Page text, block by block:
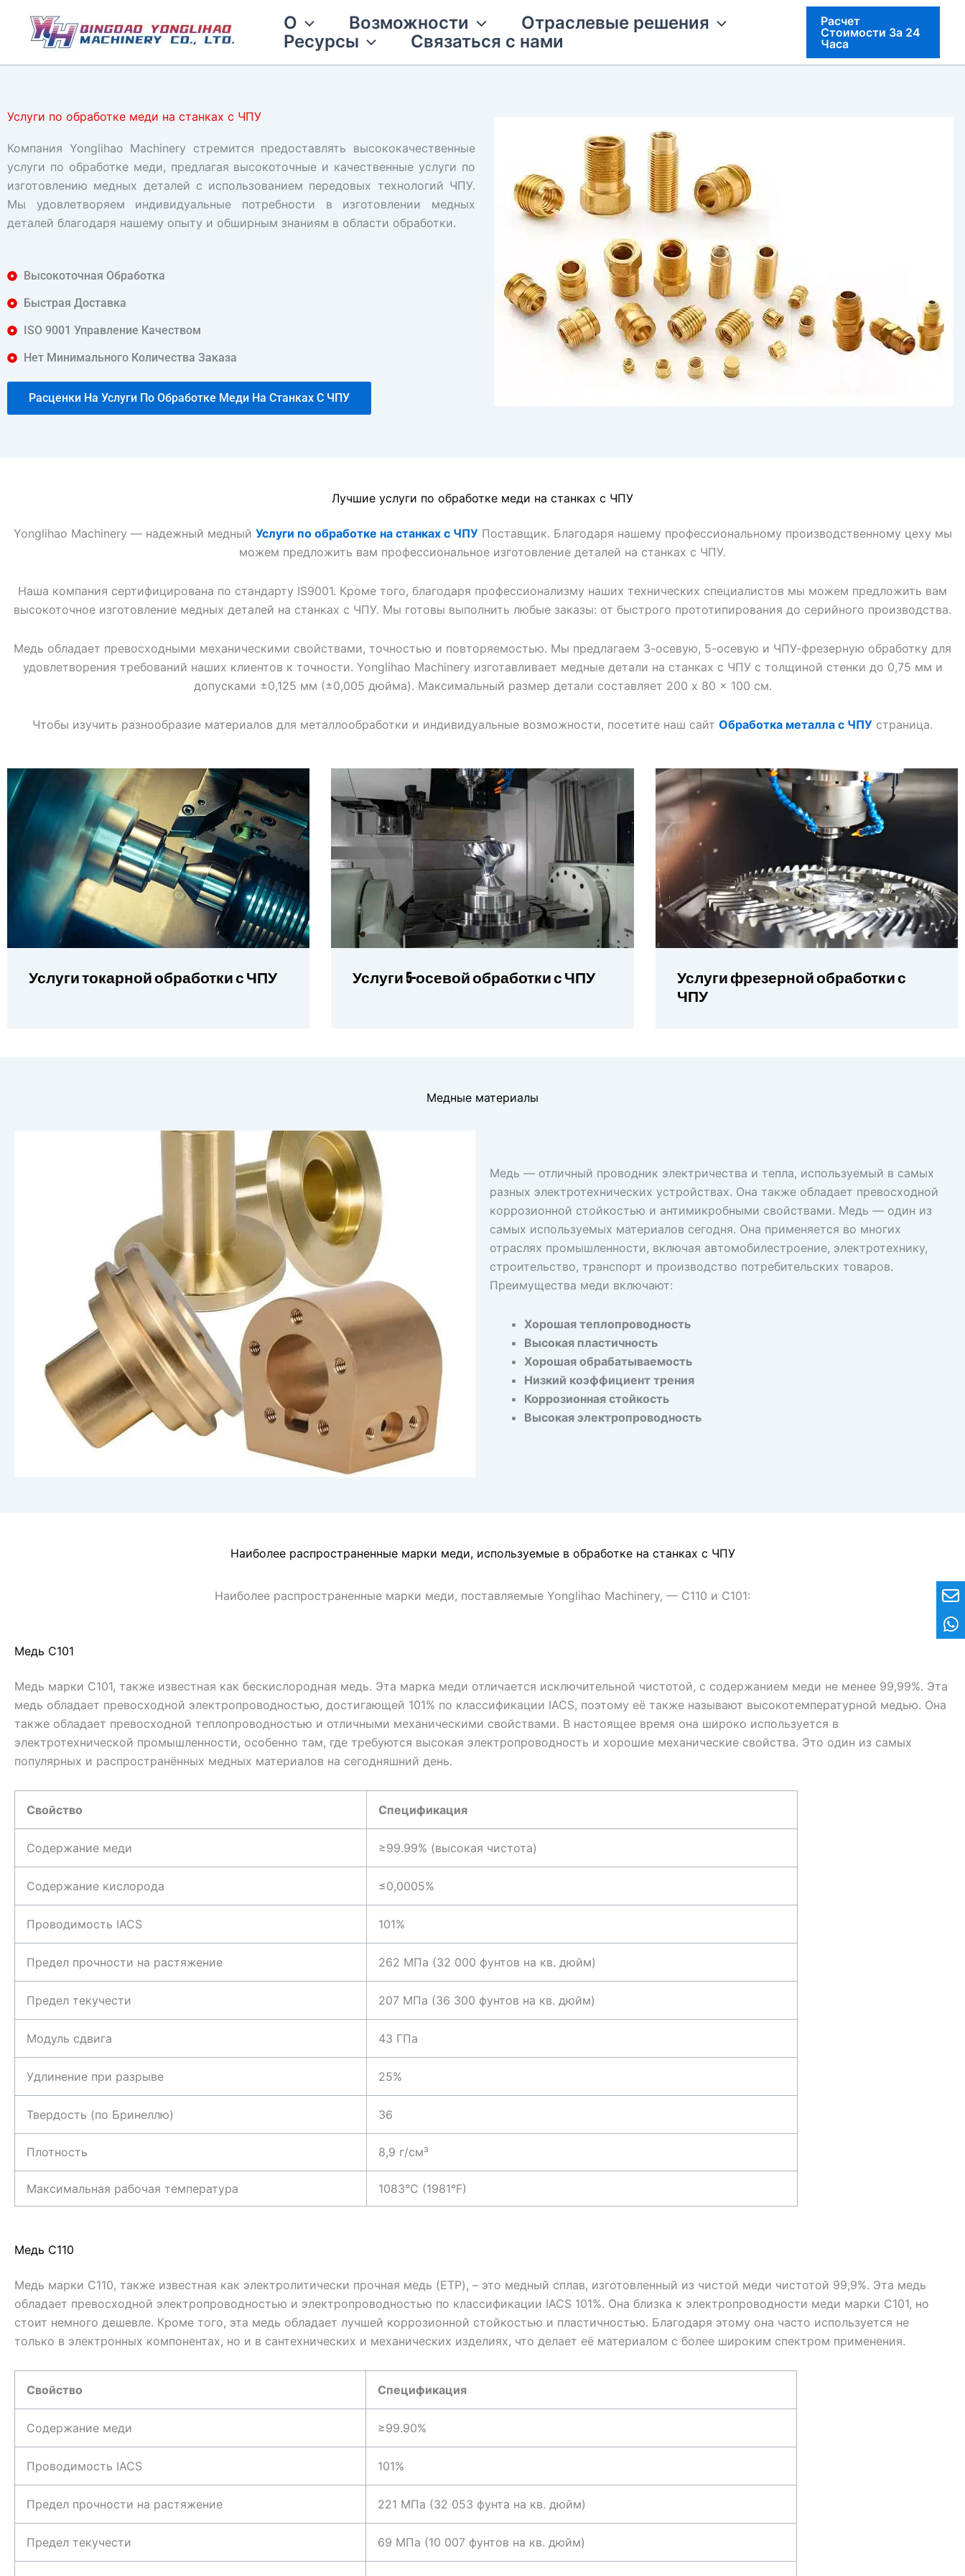
содержимому
О Возможности
Отраслевые решения
Ресурсы
Связаться с нами
Расчет
Стоимости За 24
Часа
Услуги по обработке меди на станках с ЧПУ
Компания Yonglihao Machinery стремится предоставлять высококачественные
услуги по обработке меди, предлагая высокоточные и качественные услуги по
изготовлению медных деталей с использованием передовых технологий ЧПУ.
Мы удовлетворяем индивидуальные потребности в изготовлении медных
деталей благодаря нашему опыту и обширным знаниям в области обработки.
Высокоточная Обработка
Быстрая Доставка
ISO 9001 Управление Качеством
Нет Минимального Количества Заказа
Расценки На Услуги По Обработке Меди На Станках С ЧПУ
Лучшие услуги по обработке меди на станках с ЧПУ
Yonglihao Machinery — надежный медный Услуги по обработке на станках с ЧПУПоставщик. Благодаря нашему профессиональному производственному цеху мы
можем предложить вам профессиональное изготовление деталей на станках с ЧПУ.
Наша компания сертифицирована по стандарту IS9001. Кроме того, благодаря профессионализму наших технических специалистов мы можем предложить вам
высокоточное изготовление медных деталей на станках с ЧПУ. Мы готовы выполнить любые заказы: от быстрого прототипирования до серийного производства.
Медь обладает превосходными механическими свойствами, точностью и повторяемостью. Мы предлагаем 3-осевую, 5-осевую и ЧПУ-фрезерную обработку для
удовлетворения требований наших клиентов к точности. Yonglihao Machinery изготавливает медные детали на станках с ЧПУ с толщиной стенки до 0,75 мм и
допусками ±0,125 мм (±0,005 дюйма). Максимальный размер детали составляет 200 x 80 x 100 см.
Чтобы изучить разнообразие материалов для металлообработки и индивидуальные возможности, посетите наш сайт Обработка металла с ЧПУ страница.
Услуги токарной обработки с ЧПУ Услуги 5-осевой обработки с ЧПУ
Услуги фрезерной обработки с
ЧПУ
Медные материалы
Медь — отличный проводник электричества и тепла, используемый в самых
разных электротехнических устройствах. Она также обладает превосходной
коррозионной стойкостью и антимикробными свойствами. Медь — один из
самых используемых материалов сегодня. Она применяется во многих
отраслях промышленности, включая автомобилестроение, электротехнику,
строительство, транспорт и производство потребительских товаров.
Преимущества меди включают:
Хорошая теплопроводность
Высокая пластичность
Хорошая обрабатываемость
Низкий коэффициент трения
Коррозионная стойкость
Высокая электропроводность
Наиболее распространенные марки меди, используемые в обработке на станках с ЧПУ
Наиболее распространенные марки меди, поставляемые Yonglihao Machinery, — C110 и C101:
Медь С101
Медь марки C101, также известная как бескислородная медь. Эта марка меди отличается исключительной чистотой, с содержанием меди не менее 99,99%. Эта
медь обладает превосходной электропроводностью, достигающей 101% по классификации IACS, поэтому её также называют высокотемпературной медью. Она
также обладает превосходной теплопроводностью и отличными механическими свойствами. В настоящее время она широко используется в
электротехнической промышленности, особенно там, где требуются высокая электропроводность и хорошие механические свойства. Это один из самых
популярных и распространённых медных материалов на сегодняшний день.
Свойство Спецификация
Содержание меди ≥99.99% (высокая чистота)
Содержание кислорода ≤0,0005%
Проводимость IACS 101%
Предел прочности на растяжение 262 МПа (32 000 фунтов на кв. дюйм)
Предел текучести 207 МПа (36 300 фунтов на кв. дюйм)
Модуль сдвига 43 ГПа
Удлинение при разрыве 25%
Твердость (по Бринеллю) 36
Плотность 8,9 г/см³
Максимальная рабочая температура 1083°C (1981°F)
Медь С110
Медь марки C110, также известная как электролитически прочная медь (ETP), – это медный сплав, изготовленный из чистой меди чистотой 99,9%. Эта медь
обладает превосходной электропроводностью и электропроводностью по классификации IACS 101%. Она близка к электропроводности меди марки C101, но
стоит немного дешевле. Кроме того, эта медь обладает лучшей коррозионной стойкостью и пластичностью. Благодаря этому она часто используется не
только в электронных компонентах, но и в сантехнических и механических изделиях, что делает её материалом с более широким спектром применения.
Свойство Спецификация
Содержание меди ≥99.90%
Проводимость IACS 101%
Предел прочности на растяжение 221 МПа (32 053 фунта на кв. дюйм)
Предел текучести 69 МПа (10 007 фунтов на кв. дюйм)